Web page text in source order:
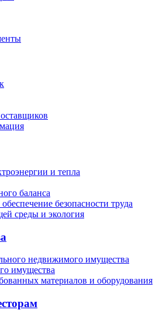
и тепла
баланса
безопасности труда
среды и экология
недвижимого имущества
имущества
материалов и оборудования